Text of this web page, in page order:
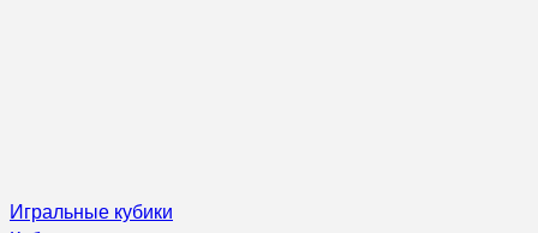
Игральные кубики